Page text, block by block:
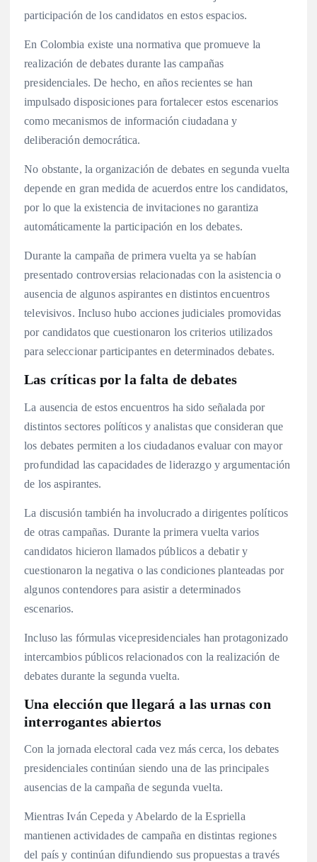
participación de los candidatos en estos espacios.
En Colombia existe una normativa que promueve la
realización de debates durante las campañas
presidenciales. De hecho, en años recientes se han
impulsado disposiciones para fortalecer estos escenarios
como mecanismos de información ciudadana y
deliberación democrática.
No obstante, la organización de debates en segunda vuelta
depende en gran medida de acuerdos entre los candidatos,
por lo que la existencia de invitaciones no garantiza
automáticamente la participación en los debates.
Durante la campaña de primera vuelta ya se habían
presentado controversias relacionadas con la asistencia o
ausencia de algunos aspirantes en distintos encuentros
televisivos. Incluso hubo acciones judiciales promovidas
por candidatos que cuestionaron los criterios utilizados
para seleccionar participantes en determinados debates.
Las críticas por la falta de debates
La ausencia de estos encuentros ha sido señalada por
distintos sectores políticos y analistas que consideran que
los debates permiten a los ciudadanos evaluar con mayor
profundidad las capacidades de liderazgo y argumentación
de los aspirantes.
La discusión también ha involucrado a dirigentes políticos
de otras campañas. Durante la primera vuelta varios
candidatos hicieron llamados públicos a debatir y
cuestionaron la negativa o las condiciones planteadas por
algunos contendores para asistir a determinados
escenarios.
Incluso las fórmulas vicepresidenciales han protagonizado
intercambios públicos relacionados con la realización de
debates durante la segunda vuelta.
Una elección que llegará a las urnas con
interrogantes abiertos
Con la jornada electoral cada vez más cerca, los debates
presidenciales continúan siendo una de las principales
ausencias de la campaña de segunda vuelta.
Mientras Iván Cepeda y Abelardo de la Espriella
mantienen actividades de campaña en distintas regiones
del país y continúan difundiendo sus propuestas a través